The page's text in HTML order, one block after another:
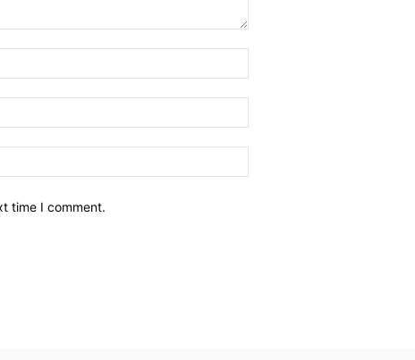
time I comment.